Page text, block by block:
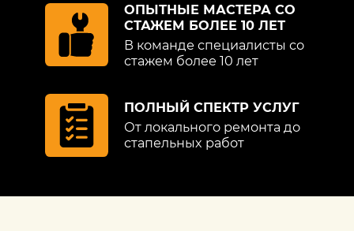
ОПЫТНЫЕ МАСТЕРА СО
СТАЖЕМ БОЛЕЕ 10 ЛЕТ
В команде специалисты со
стажем более 10 лет
ПОЛНЫЙ СПЕКТР УСЛУГ
От локального ремонта до
стапельных работ